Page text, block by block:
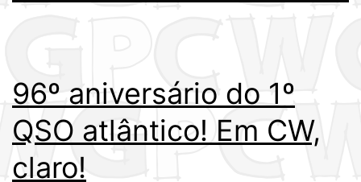
96º aniversário do 1º
QSO atlântico! Em CW,
claro!